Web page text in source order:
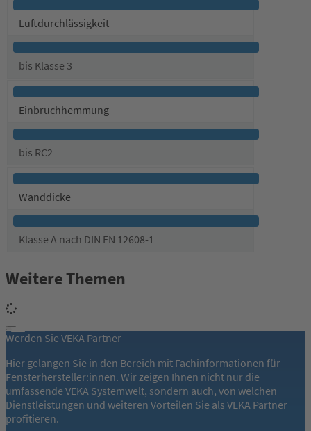
Luftdurchlässigkeit
bis Klasse 3
Einbruchhemmung
bis RC2
Wanddicke
Klasse A nach DIN EN 12608-1
Weitere Themen
Werden Sie VEKA Partner
Hier gelangen Sie in den Bereich mit Fachinformationen für
Fensterhersteller:innen. Wir zeigen Ihnen nicht nur die
umfassende VEKA Systemwelt, sondern auch, von welchen
Dienstleistungen und weiteren Vorteilen Sie als VEKA Partner
profitieren.